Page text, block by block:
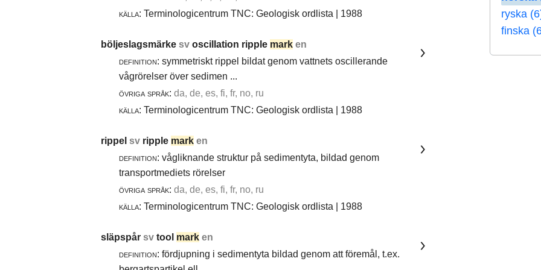
ryska
finska
källa: Terminologicentrum TNC: Geologisk ordlista | 1988
böljeslagsmärke sv oscillation ripple mark en
definition: symmetriskt rippel bildat genom vattnets oscillerande
vågrörelser över sedimen ...
övriga språk: da, de, es, fi, fr, no, ru
källa: Terminologicentrum TNC: Geologisk ordlista | 1988
rippel sv ripple mark en
definition: vågliknande struktur på sedimentyta, bildad genom
transportmediets rörelser
övriga språk: da, de, es, fi, fr, no, ru
källa: Terminologicentrum TNC: Geologisk ordlista | 1988
släpspår sv tool mark en
definition: fördjupning i sedimentyta bildad genom att föremål, t.ex.